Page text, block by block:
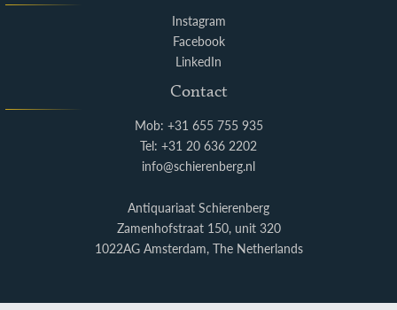
Instagram
Facebook
LinkedIn
Contact
Mob: +31 655 755 935
Tel: +31 20 636 2202
info@schierenberg.nl
Antiquariaat Schierenberg
Zamenhofstraat 150, unit 320
1022AG Amsterdam, The Netherlands